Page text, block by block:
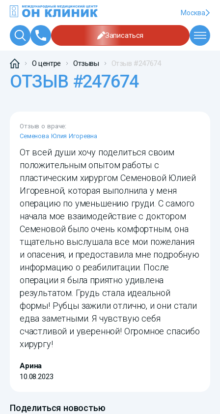
Москва
Записаться
О центре Отзывы Отзыв #247674
ОТЗЫВ #247674
Отзыв о враче:
Семенова Юлия Игоревна
От всей души хочу поделиться своим
положительным опытом работы с
пластическим хирургом Семеновой Юлией
Игоревной, которая выполнила у меня
операцию по уменьшению груди. С самого
начала мое взаимодействие с доктором
Семеновой было очень комфортным, она
тщательно выслушала все мои пожелания
и опасения, и предоставила мне подробную
информацию о реабилитации. После
операции я была приятно удивлена
результатом. Грудь стала идеальной
формы! Рубцы зажили отлично, и они стали
едва заметными. Я чувствую себя
счастливой и уверенной! Огромное спасибо
хирургу!
Арина
10.08.2023
Поделиться новостью